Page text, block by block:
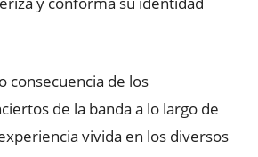
consecuencia de los
de la banda a lo largo de
vivida en los diversos